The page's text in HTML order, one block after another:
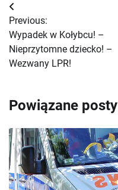
Nawigacja
wpisu
Previous:
Wypadek w Kołybcu! –
Nieprzytomne dziecko! –
Wezwany LPR!
Powiązane posty